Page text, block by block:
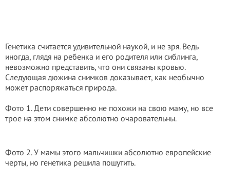
Генетика считается удивительной наукой, и не зря. Ведь
иногда, глядя на ребенка и его родителя или сиблинга,
невозможно представить, что они связаны кровью.
Следующая дюжина снимков доказывает, как необычно
может распоряжаться природа.
Фото 1. Дети совершенно не похожи на свою маму, но все
трое на этом снимке абсолютно очаровательны.
Фото 2. У мамы этого мальчишки абсолютно европейские
черты, но генетика решила пошутить.